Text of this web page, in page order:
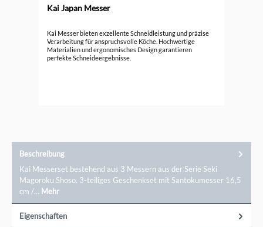
Kai Japan Messer
Kai Messer bieten exzellente Schneidleistung und präzise
Verarbeitung für anspruchsvolle Köche. Hochwertige
Materialien und ergonomisches Design garantieren
perfekte Schneideergebnisse.
Beschreibung
Kai Messerset bestehend aus 3 Messern aus der Serie Seki
Magoroku Shoso. 3-teiliges Geschenkset mit Santokumesser 16,5
cm /… Mehr
Eigenschaften